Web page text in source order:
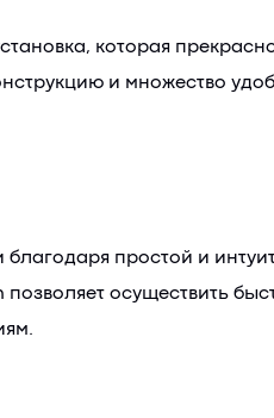
которая
и множество
простой и
осуществить